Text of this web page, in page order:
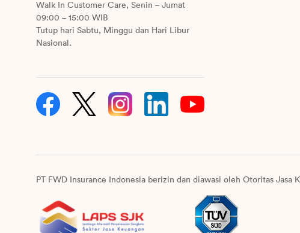
Walk In Customer Care, Senin – Jumat
09:00 – 15:00 WIB
Tutup hari Sabtu, Minggu dan Hari Libur
Nasional.
PT FWD Insurance Indonesia berizin dan diawasi oleh Otoritas Jasa